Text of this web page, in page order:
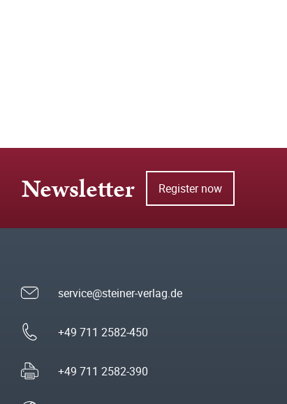
Newsletter Register now
service@steiner-verlag.de
+49 711 2582-450
+49 711 2582-390